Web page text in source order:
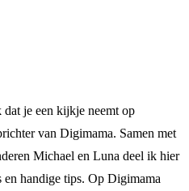
je een kijkje neemt op
van Digimama. Samen met
Michael en Luna deel ik hier
handige tips. Op Digimama